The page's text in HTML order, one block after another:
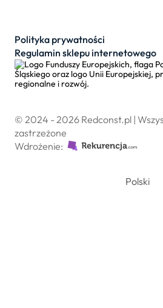
Polityka prywatności
Regulamin sklepu internetowego
© 2024 - 2026 Redconst.pl |
zastrzeżone
Wdrożenie:
Polski